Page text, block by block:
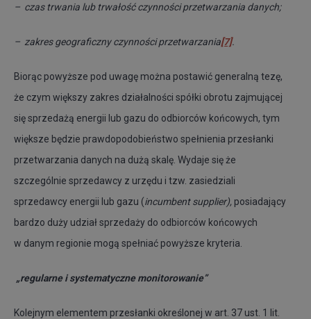
– czas trwania lub trwałość czynności przetwarzania danych;
– zakres geograficzny czynności przetwarzania[7].
Biorąc powyższe pod uwagę można postawić generalną tezę,
że czym większy zakres działalności spółki obrotu zajmującej
się sprzedażą energii lub gazu do odbiorców końcowych, tym
większe będzie prawdopodobieństwo spełnienia przesłanki
przetwarzania danych na dużą skalę. Wydaje się że
szczególnie sprzedawcy z urzędu i tzw. zasiedziali
sprzedawcy energii lub gazu (incumbent supplier), posiadający
bardzo duży udział sprzedaży do odbiorców końcowych
w danym regionie mogą spełniać powyższe kryteria.
„regularne i systematyczne monitorowanie”
Kolejnym elementem przesłanki określonej w art. 37 ust. 1 lit.